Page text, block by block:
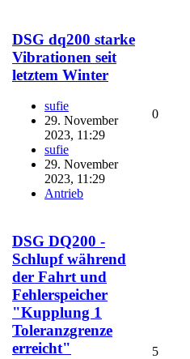
DSG dq200 starke
Vibrationen seit
letztem Winter
sufie
29. November
2023, 11:29
sufie
29. November
2023, 11:29
Antrieb
0
DSG DQ200 -
Schlupf während
der Fahrt und
Fehlerspeicher
"Kupplung 1
Toleranzgrenze
erreicht"
5